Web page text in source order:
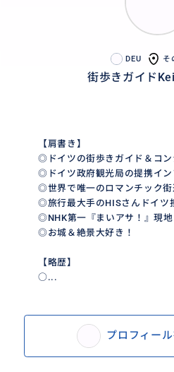
DEU そ
街歩きガイド
【肩書き】
◎ドイツの街歩きガイド＆コン
◎ドイツ政府観光局の提携イン
◎世界で唯一のロマンチック街
◎旅行最大手のHISさんドイツ
◎NHK第一『まいアサ！』現地
◎お城＆絶景大好き！
【略歴】
○...
プロフィー